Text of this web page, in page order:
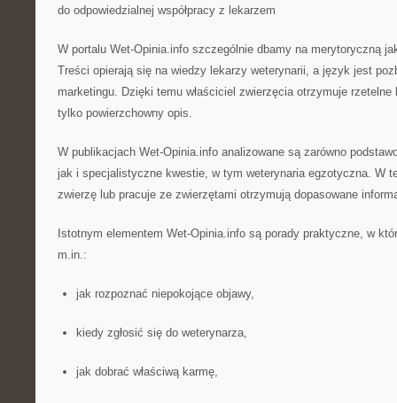
do odpowiedzialnej współpracy z lekarzem
W portalu Wet-Opinia.info szczególnie dbamy na merytoryczną
Treści opierają się na wiedzy lekarzy weterynarii, a język jest
marketingu. Dzięki temu właściciel zwierzęcia otrzymuje
tylko powierzchowny opis.
W publikacjach Wet-Opinia.info analizowane są zarówno
jak i specjalistyczne kwestie, w tym weterynaria egzotyczna. W
zwierzę lub pracuje ze zwierzętami otrzymują dopasowane
Istotnym elementem Wet-Opinia.info są porady praktyczne, w
m.in.:
jak rozpoznać niepokojące objawy,
kiedy zgłosić się do weterynarza,
jak dobrać właściwą karmę,